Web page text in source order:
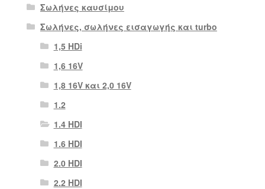
Σωλήνες καυσίμου
Σωλήνες, σωλήνες εισαγωγής και turbo
1,5 HDi
1,6 16V
1,8 16V και 2,0 16V
1.2
1.4 HDI
1.6 HDI
2.0 HDI
2.2 HDI